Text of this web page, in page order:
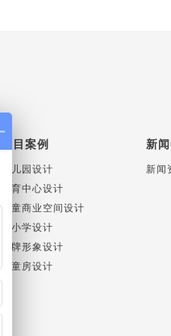
项目案例
幼儿园设计
托育中心设计
儿童商业空间设计
中小学设计
品牌形象设计
儿童房设计
新
新闻